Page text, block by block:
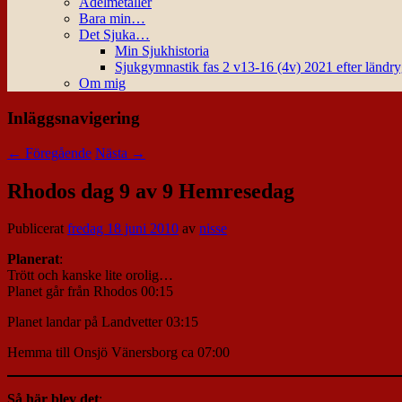
Bara min…
Det Sjuka…
Min Sjukhistoria
Sjukgymnastik fas 2 v13-16 (4v) 2021 efter
Om mig
Inläggsnavigering
← Föregående Nästa →
Rhodos dag 9 av 9 Hemresedag
Publiceratfredag 18 juni 2010 av nisse
Planerat:
Trött och kanske lite orolig…
Planet går från Rhodos 00:15
Planet landar på Landvetter 03:15
Hemma till Onsjö Vänersborg ca 07:00